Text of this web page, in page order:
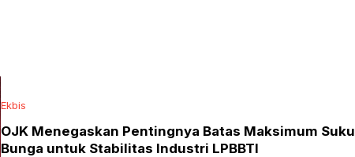
Ekbis
OJK Menegaskan Pentingnya Batas Maksimum Suku
Bunga untuk Stabilitas Industri LPBBTI